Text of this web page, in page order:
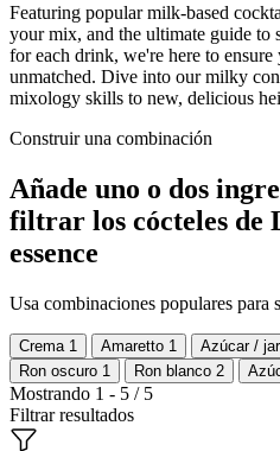
Featuring popular milk-based
your mix, and the ultimate guide to
for each drink, we're here to
unmatched. Dive into our milky
mixology skills to new, delicious
Construir una combinación
Añade uno o dos
filtrar los cócteles de
essence
Usa combinaciones populares para
Crema 1 Amaretto 1 Azúcar /
Ron oscuro 1 Ron blanco 2
Mostrando 1 - 5 / 5
Filtrar resultados